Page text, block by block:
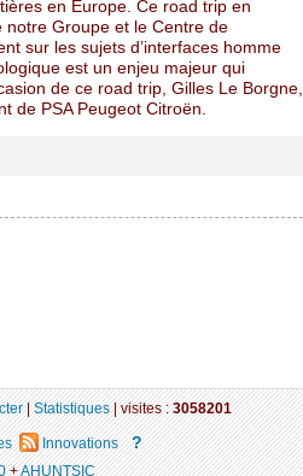
en Europe. Ce road trip en
notre Groupe et le Centre de
sur les sujets d’interfaces homme
est un enjeu majeur qui
de ce road trip, Gilles Le Borgne,
de PSA Peugeot Citroën.
|Statistiques|visites :3058201
Innovations ?
+AHUNTSIC